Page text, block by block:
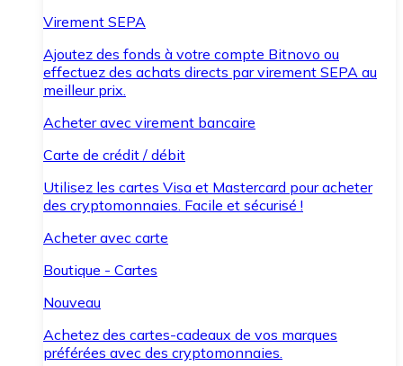
Virement SEPA
Ajoutez des fonds à votre compte Bitnovo ou
effectuez des achats directs par virement SEPA au
meilleur prix.
Acheter avec virement bancaire
Carte de crédit / débit
Utilisez les cartes Visa et Mastercard pour acheter
des cryptomonnaies. Facile et sécurisé !
Acheter avec carte
Boutique - Cartes
Nouveau
Achetez des cartes-cadeaux de vos marques
préférées avec des cryptomonnaies.